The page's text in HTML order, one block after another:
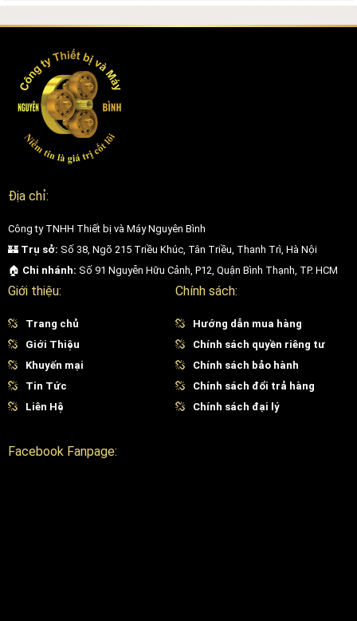
Địa chỉ:
Công ty TNHH Thiết bị và Máy Nguyên Bình
🏰 Trụ sở: Số 38, Ngõ 215 Triều Khúc, Tân Triều, Thanh Trì, Hà Nội
🏠 Chi nhánh: Số 91 Nguyễn Hữu Cảnh, P12, Quận Bình Thạnh, TP. HCM
Giới thiệu:
Trang chủ
Giới Thiệu
Khuyến mại
Tin Tức
Liên Hệ
Chính sách:
Hướng dẫn mua hàng
Chính sách quyền riêng tư
Chính sách bảo hành
Chính sách đổi trả hàng
Chính sách đại lý
Facebook Fanpage: